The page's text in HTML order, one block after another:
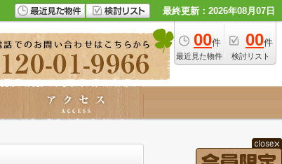
最終更新：2026年08月07日
00件
最近見た物件
00件
検討リスト